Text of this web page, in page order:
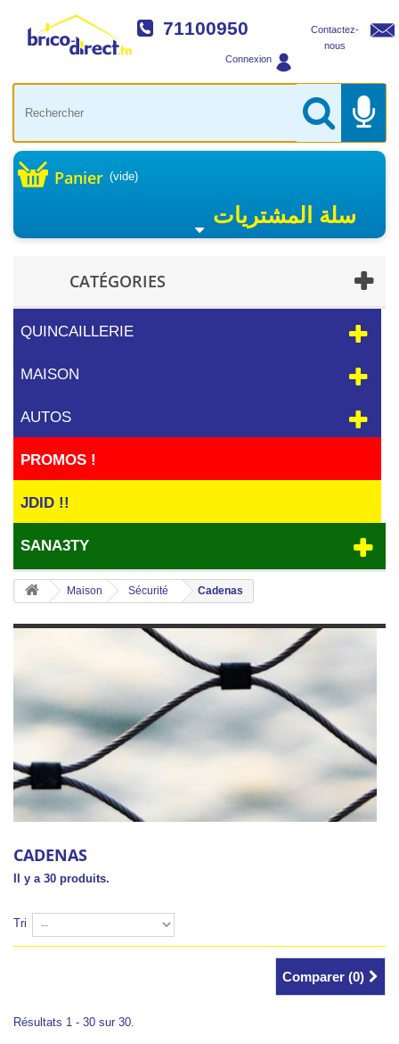
Contactez-
nous
71100950
Connexion
Panier (vide)
سلة المشتريات
CATÉGORIES
QUINCAILLERIE
MAISON
AUTOS
PROMOS !
JDID !!
SANA3TY
Maison Sécurité Cadenas
CADENAS
Il y a 30 produits.
Tri
Comparer (0)
Résultats 1 - 30 sur 30.